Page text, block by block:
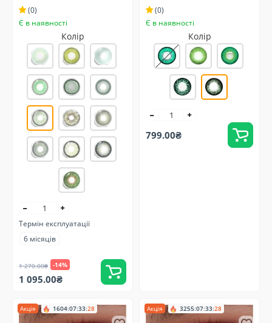
та темних очей - Натуральні
(0)
Є в наявності
Колір
Термін експлуатації
6 місяців
1 270.00₴ -14%
1 095.00₴
Натуральні
(0)
Є в наявності
Колір
799.00₴
Акція 1604:07:33:27 Акція 3255:07:33:27